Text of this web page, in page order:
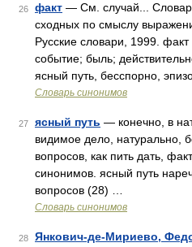
26 факт — См. случай...
сходных по смыслу
Русские словари, 1999. факт
событие; быль;
ясный путь, бесспорно,
Словарь синонимов
27 ясный путь — конечно, в
видимое дело, натурально,
вопросов, как пить дать,
синонимов. ясный путь
вопросов (28) …
Словарь синонимов
28 Янкович-де-Мириево,